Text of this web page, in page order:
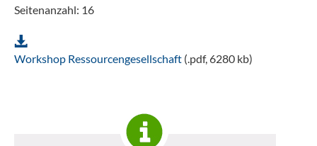
Seitenanzahl: 16
Workshop Ressourcengesellschaft (.pdf, 6280 kb)